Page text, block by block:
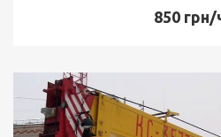
850 грн/